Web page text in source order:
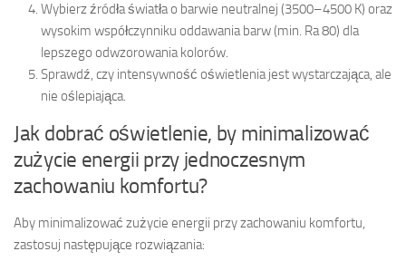
Wybierz źródła światła o barwie neutralnej (3500–4500 K) oraz
wysokim współczynniku oddawania barw (min. Ra 80) dla
lepszego odwzorowania kolorów.
Sprawdź, czy intensywność oświetlenia jest wystarczająca, ale
nie oślepiająca.
Jak dobrać oświetlenie, by minimalizować
zużycie energii przy jednoczesnym
zachowaniu komfortu?
Aby minimalizować zużycie energii przy zachowaniu komfortu,
zastosuj następujące rozwiązania: